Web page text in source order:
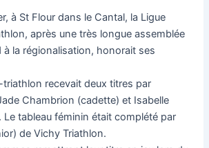
à St Flour dans le Cantal, la Ligue
après une très longue assemblée
à la régionalisation, honorait ses
triathlon recevait deux titres par
Chambrion (cadette) et Isabelle
Le tableau féminin était complété par
de Vichy Triathlon.